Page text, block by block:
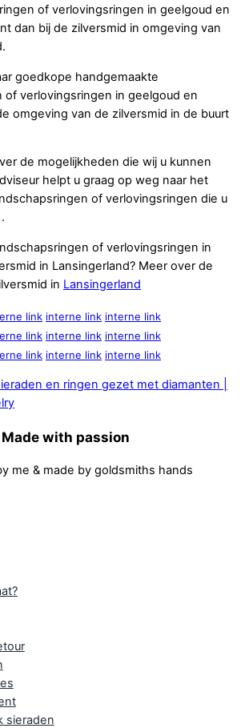
of verlovingsringen in geelgoud en
dan bij de zilversmid in omgeving van
goedkope handgemaakte
of verlovingsringen in geelgoud en
omgeving van de zilversmid in de buurt
de mogelijkheden die wij u kunnen
helpt u graag op weg naar het
of verlovingsringen die u
of verlovingsringen in
in Lansingerland? Meer over de
in Lansingerland
link interne link interne link
link interne link interne link
link interne link interne link
Made with passion
me & made by goldsmiths hands
sieraden